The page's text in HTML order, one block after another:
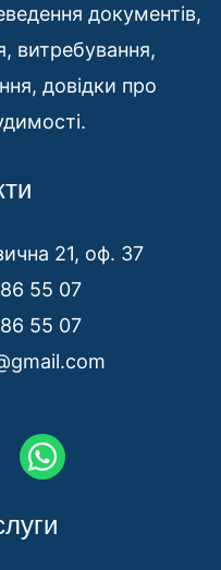
документів,
витребування,
довідки про
21, оф. 37
55 07
55 07
W
h
a
t